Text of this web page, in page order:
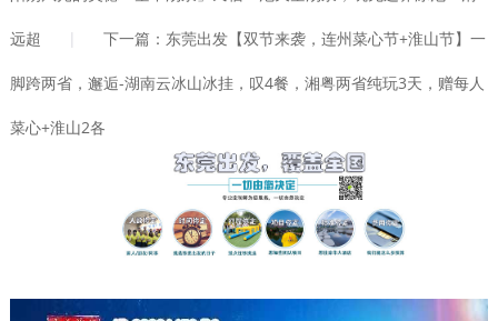
远超 | 下一篇：东莞出发【双节来袭，连州菜心节+淮山节】一
脚跨两省，邂逅-湖南云冰山冰挂，叹4餐，湘粤两省纯玩3天，赠每人
菜心+淮山2各